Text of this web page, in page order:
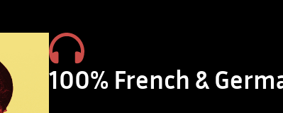
100% French &